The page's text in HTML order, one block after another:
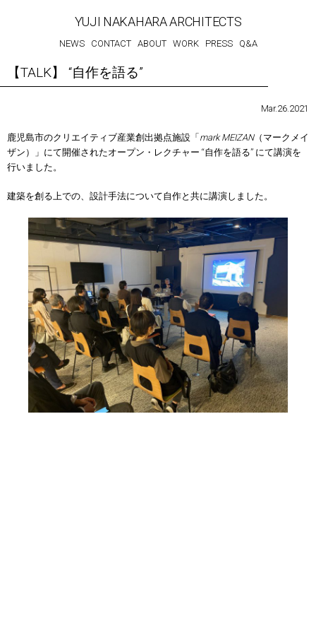
YUJI NAKAHARA ARCHITECTS
NEWS CONTACT ABOUT WORK PRESS Q&A
【TALK】 “自作を語る”
Mar.26.2021
鹿児島市のクリエイティブ産業創出拠点施設「 mark MEIZAN（マークメイ
ザン）」にて開催されたオープン・レクチャー “自作を語る” にて講演を
行いました。
建築を創る上での、設計手法について自作と共に講演しました。